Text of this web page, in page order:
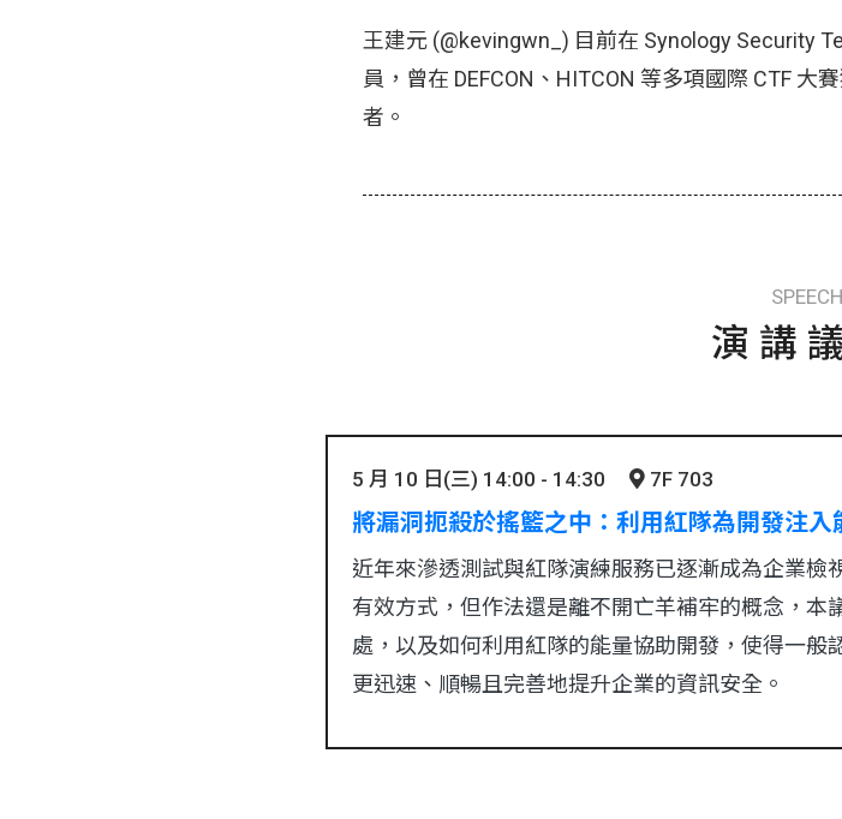
王建元 (@kevingwn_) 目前在 Synology Security
員，曾在 DEFCON、HITCON 等多項國際 CTF 大
者。
SPEECH
演講
5 月 10 日(三) 14:00 - 14:30 7F 703
將漏洞扼殺於搖籃之中：利用紅隊為開發注入
近年來滲透測試與紅隊演練服務已逐漸成為企業
有效方式，但作法還是離不開亡羊補牢的概念，
處，以及如何利用紅隊的能量協助開發，使得一般
更迅速、順暢且完善地提升企業的資訊安全。